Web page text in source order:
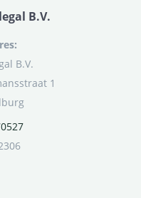
B.V.
B.V.
1